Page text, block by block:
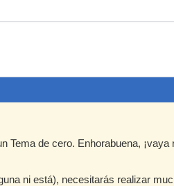
de cero. Enhorabuena, ¡vaya
ni está), necesitarás realizar